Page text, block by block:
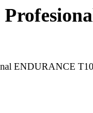
ENDURANCE T10